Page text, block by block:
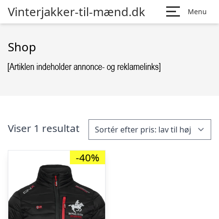
Vinterjakker-til-mænd.dk Menu
Shop
Viser 1 resultat
-40%